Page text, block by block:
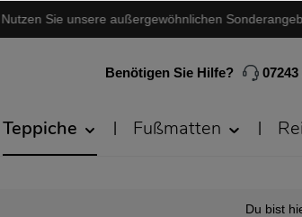
Nutzen Sie unsere außergewöhnlichen
Benötigen Sie Hilfe? 07243
Teppiche Fußmatten
Du bist